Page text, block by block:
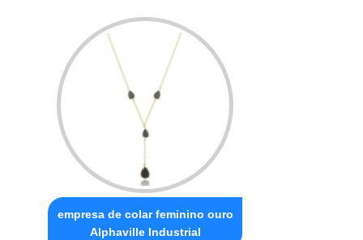
empresa de colar feminino ouro
Alphaville Industrial